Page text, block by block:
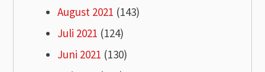
August 2021 (143)
Juli 2021 (124)
Juni 2021 (130)